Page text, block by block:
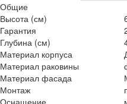
Общие
Высота (см)
Гарантия
Глубина (см)
Материал корпуса
Материал раковины
Материал фасада
Монтаж
Оснащение